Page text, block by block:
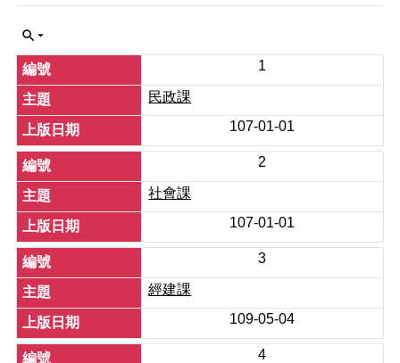
民
服
務
認
中
正
機
關
介
紹
鄰
里
資
訊
1
民政課
107-01-01
2
社會課
107-01-01
3
經建課
109-05-04
4